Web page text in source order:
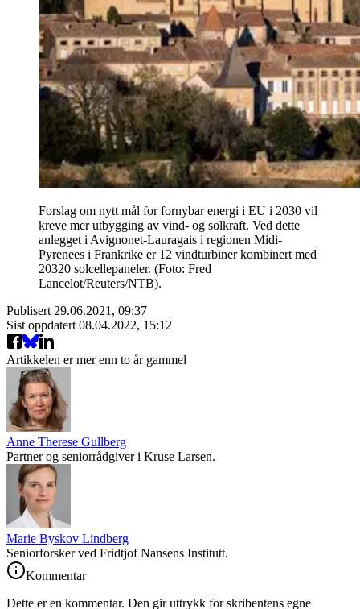
Forslag om nytt mål for fornybar energi i EU i 2030 vil
kreve mer utbygging av vind- og solkraft. Ved dette
anlegget i Avignonet-Lauragais i regionen Midi-
Pyrenees i Frankrike er 12 vindturbiner kombinert med
20320 solcellepaneler. (Foto: Fred
Lancelot/Reuters/NTB).
Publisert 29.06.2021, 09:37
Sist oppdatert 08.04.2022, 15:12
Artikkelen er mer enn to år gammel
Anne Therese Gullberg
Partner og seniorrådgiver i Kruse Larsen.
Marie Byskov Lindberg
Seniorforsker ved Fridtjof Nansens Institutt.
Kommentar
Dette er en kommentar. Den gir uttrykk for skribentens egne